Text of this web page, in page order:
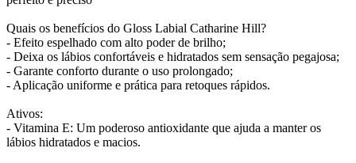
Quais os benefícios do Gloss Labial Catharine Hill?
- Efeito espelhado com alto poder de brilho;
- Deixa os lábios confortáveis e hidratados sem sensação pegajosa;
- Garante conforto durante o uso prolongado;
- Aplicação uniforme e prática para retoques rápidos.
Ativos:
- Vitamina E: Um poderoso antioxidante que ajuda a manter os
lábios hidratados e macios.